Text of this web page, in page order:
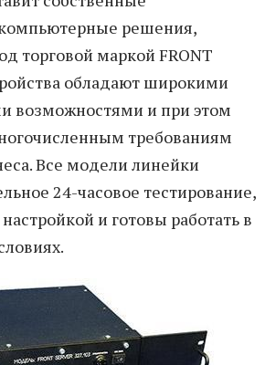
решения,
торговой маркой FRONT
обладают широкими
возможностями и при этом
требованиям
Все модели линейки
24-часовое тестирование,
и готовы работать в